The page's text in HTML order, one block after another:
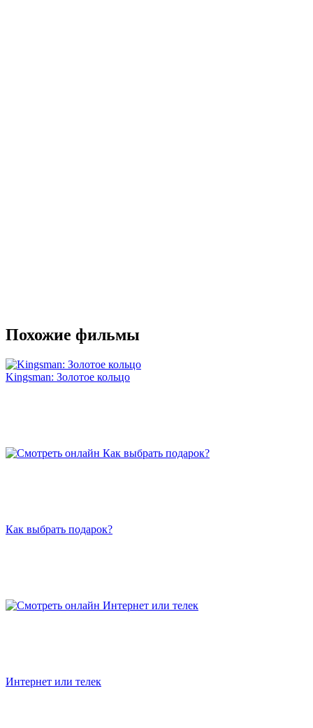
Похожие фильмы
Kingsman: Золотое кольцо
Как выбрать подарок?
Интернет или телек